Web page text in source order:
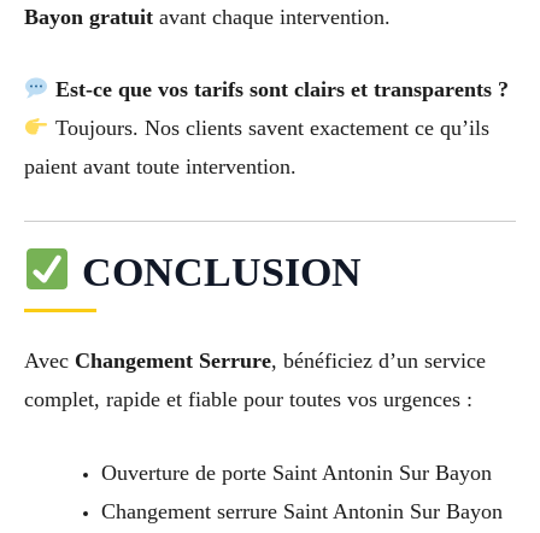
Bayon gratuit avant chaque intervention.
Est-ce que vos tarifs sont clairs et transparents ?
Toujours. Nos clients savent exactement ce qu’ils
paient avant toute intervention.
CONCLUSION
Avec Changement Serrure, bénéficiez d’un service
complet, rapide et fiable pour toutes vos urgences :
Ouverture de porte Saint Antonin Sur Bayon
Changement serrure Saint Antonin Sur Bayon